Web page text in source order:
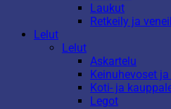
Laukut
Retkeily ja
Lelut
Lelut
Askartelu
Keinuhevoset
Koti- ja
Legot